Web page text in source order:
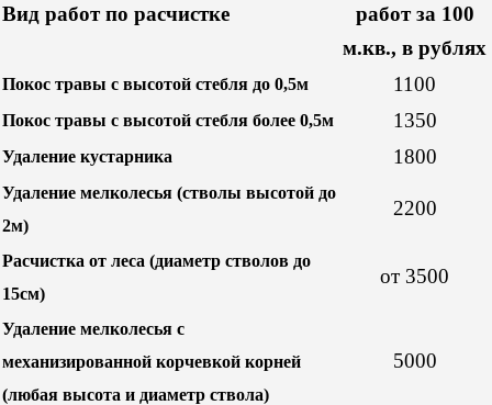
Вид работ по расчистке
работ за 100
м.кв., в рублях
Покос травы с высотой стебля до 0,5м 1100
Покос травы с высотой стебля более 0,5м 1350
Удаление кустарника 1800
Удаление мелколесья (стволы высотой до
2м)
2200
Расчистка от леса (диаметр стволов до
15см)
от 3500
Удаление мелколесья с
механизированной корчевкой корней
(любая высота и диаметр ствола)
5000